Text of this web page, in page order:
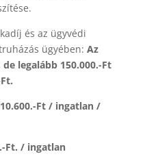
és az ügyvédi
ügyében: Az
legalább 150.000.-Ft
Ft / ingatlan /
Ft. / ingatlan